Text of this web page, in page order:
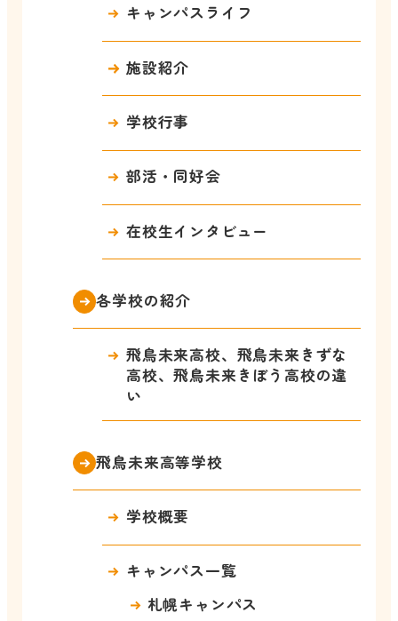
キャンパスライフ
施設紹介
学校行事
部活・同好会
在校生インタビュー
各学校の紹介
飛鳥未来高校、飛鳥未来きずな
高校、飛鳥未来きぼう高校の違
い
飛鳥未来高等学校
学校概要
キャンパス一覧
札幌キャンパス